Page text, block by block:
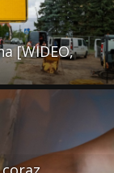
[WIDEO,